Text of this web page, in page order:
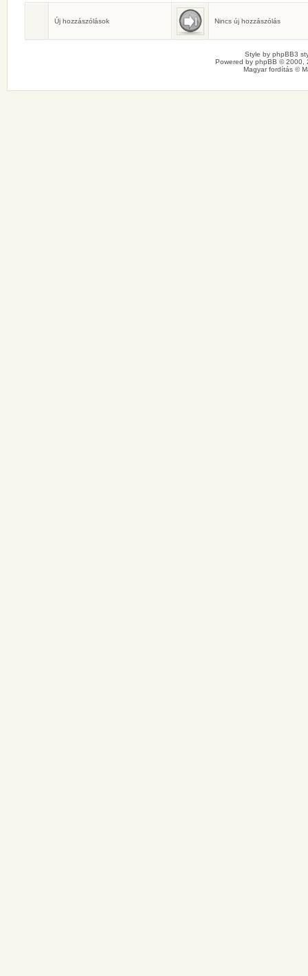
Születésnaposok
Ma senkinek sincs születésnapja.
Új hozzászólások Nincs új hozzászólás
Style by phpBB3
Powered by phpBB © 2000,
Magyar fordítás ©